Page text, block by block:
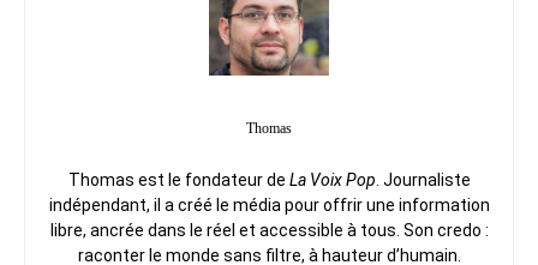
Thomas
Thomas est le fondateur de La Voix Pop . Journaliste
indépendant, il a créé le média pour offrir une information
libre, ancrée dans le réel et accessible à tous. Son credo :
raconter le monde sans filtre, à hauteur d’humain.